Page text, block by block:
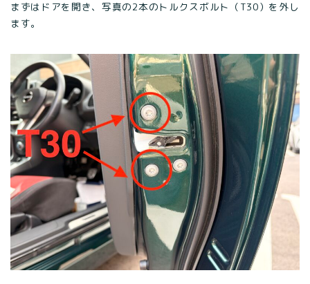
まずはドアを開き、写真の2本のトルクスボルト（T30）を外し
ます。